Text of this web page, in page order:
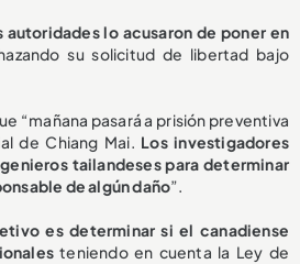
autoridades lo acusaron de poner en
su solicitud de libertad bajo
“mañana pasará a prisión preventiva
de Chiang Mai. Los investigadores
tailandeses para determinar
de algún daño”.
es determinar si el canadiense
ionalesteniendo en cuenta la Ley de